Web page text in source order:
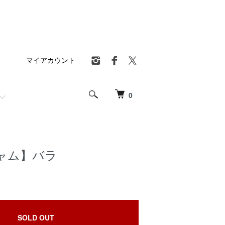
0
マイアカウント
ム】バラ
SOLD OUT